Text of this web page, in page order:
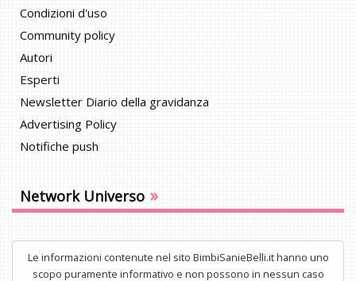
Condizioni d'uso
Community policy
Autori
Esperti
Newsletter Diario della gravidanza
Advertising Policy
Notifiche push
Network Universo »
Le informazioni contenute nel sito BimbiSanieBelli.it hanno uno
scopo puramente informativo e non possono in nessun caso